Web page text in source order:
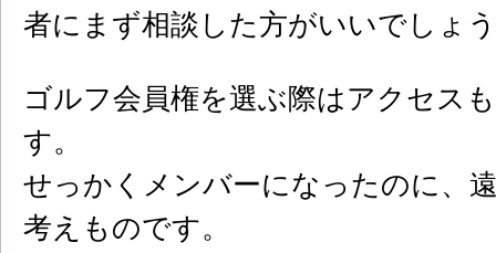
者にまず相談した方がいいでしょ
ゴルフ会員権を選ぶ際はアクセス
す。
せっかくメンバーになったのに、
考えものです。